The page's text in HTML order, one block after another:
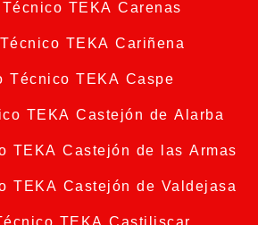
TEKA Carenas
TEKA Cariñena
Técnico TEKA Caspe
TEKA Castejón de Alarba
TEKA Castejón de las Armas
TEKA Castejón de Valdejasa
TEKA Castiliscar